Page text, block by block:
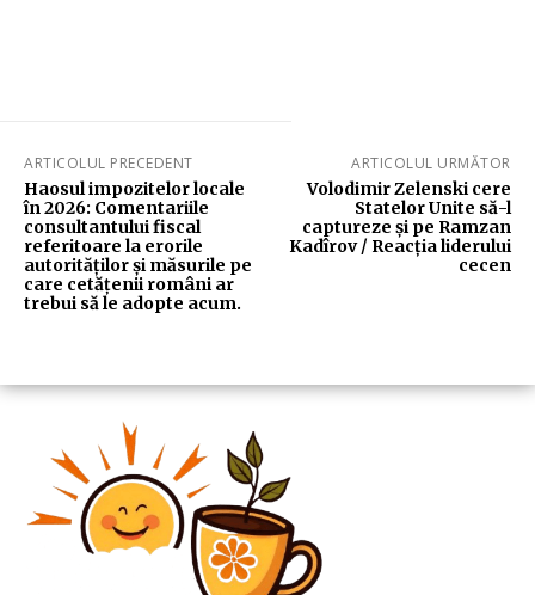
ARTICOLUL PRECEDENT
Haosul impozitelor locale
în 2026: Comentariile
consultantului fiscal
referitoare la erorile
autorităților și măsurile pe
care cetățenii români ar
trebui să le adopte acum.
ARTICOLUL URMĂTOR
Volodimir Zelenski cere
Statelor Unite să-l
captureze și pe Ramzan
Kadîrov / Reacția liderului
cecen